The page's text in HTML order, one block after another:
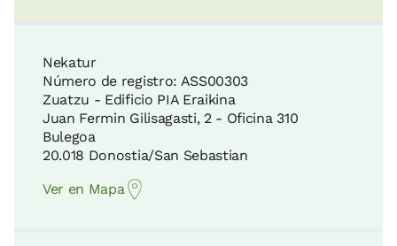
Nekatur
Número de registro: ASS00303
Zuatzu - Edificio PIA Eraikina
Juan Fermin Gilisagasti, 2 - Oficina 310
Bulegoa
20.018 Donostia/San Sebastian
Ver en Mapa